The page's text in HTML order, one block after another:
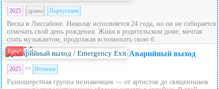
2025 драма Португалия
Весна в Лиссабоне. Николау исполняется 24 года, но он не собирается
отмечать свой день рождения. Живя в родительском доме, мечтая
стать музыкантом, продолжая вспоминать свою б...
New! 5.5 Аварийный выход
2025 Испания
Разношерстная группа незнакомцев — от артистов до священников